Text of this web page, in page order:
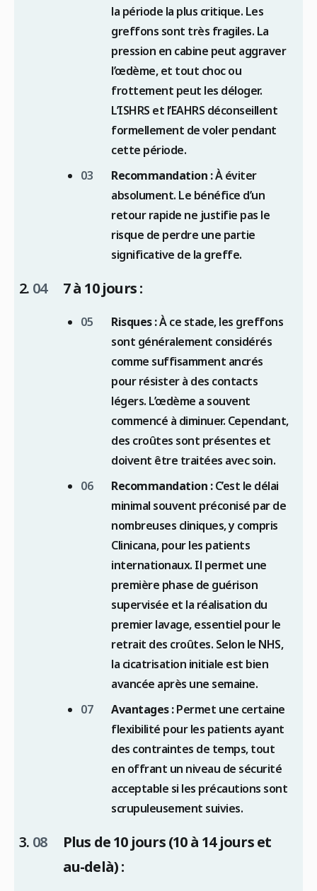
la période la plus critique. Les
greffons sont très fragiles. La
pression en cabine peut aggraver
l’œdème, et tout choc ou
frottement peut les déloger.
L’ISHRS et l’EAHRS déconseillent
formellement de voler pendant
cette période.
Recommandation :À éviter
absolument. Le bénéfice d’un
retour rapide ne justifie pas le
risque de perdre une partie
significative de la greffe.
7 à 10 jours :
Risques :À ce stade, les greffons
sont généralement considérés
comme suffisamment ancrés
pour résister à des contacts
légers. L’œdème a souvent
commencé à diminuer. Cependant,
des croûtes sont présentes et
doivent être traitées avec soin.
Recommandation :C’est le délai
minimal souvent préconisé par de
nombreuses cliniques, y compris
Clinicana, pour les patients
internationaux. Il permet une
première phase de guérison
supervisée et la réalisation du
premier lavage, essentiel pour le
retrait des croûtes. Selon le NHS,
la cicatrisation initiale est bien
avancée après une semaine.
Avantages :Permet une certaine
flexibilité pour les patients ayant
des contraintes de temps, tout
en offrant un niveau de sécurité
acceptable si les précautions sont
scrupuleusement suivies.
Plus de 10 jours (10 à 14 jours et
au-delà) :